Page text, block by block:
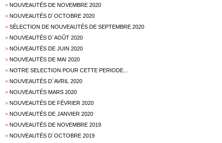
> NOUVEAUTÉS DE NOVEMBRE 2020
> NOUVEAUTÉS D´OCTOBRE 2020
> SÉLECTION DE NOUVEAUTÉS DE SEPTEMBRE 2020
> NOUVEAUTÉS D´AOÛT 2020
> NOUVEAUTÉS DE JUIN 2020
> NOUVEAUTÉS DE MAI 2020
> NOTRE SELECTION POUR CETTE PERIODE...
> NOUVEAUTÉS D´AVRIL 2020
> NOUVEAUTÉS MARS 2020
> NOUVEAUTÉS DE FÉVRIER 2020
> NOUVEAUTÉS DE JANVIER 2020
> NOUVEAUTÉS DE NOVEMBRE 2019
> NOUVEAUTÉS D´OCTOBRE 2019